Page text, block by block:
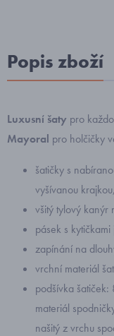
Popis zboží
Luxusní šaty pro
Mayoral pro holčičky
šatičky s
vyšívanou
všitý tylový kanýr
pásek s
zapínání na
vrchní materiál
podšívka
materiál
našitý z vrchu